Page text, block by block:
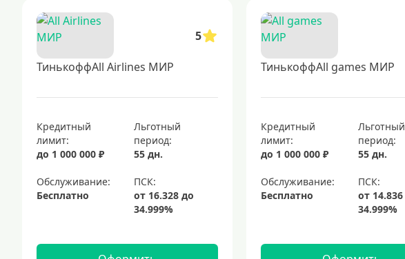
5
ТинькоффAll Airlines МИР
Кредитный
лимит:
до 1 000 000 ₽
Льготный
период:
55 дн.
Обслуживание:
Бесплатно
ТинькоффAll games МИР
Кредитный
лимит:
до 1 000 000 ₽
Льготный
период:
55 дн.
Обслуживание:
Бесплатно